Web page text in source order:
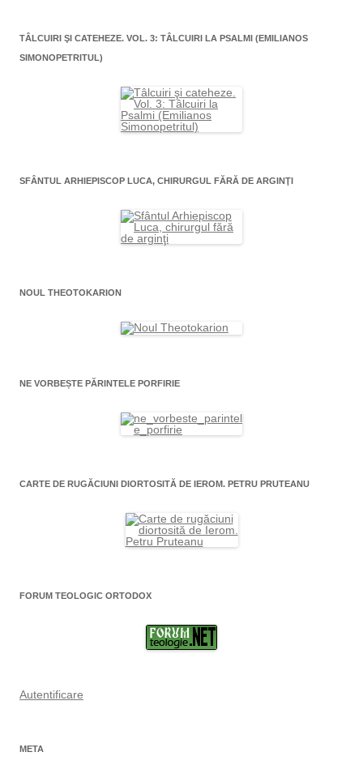
TÂLCUIRI ŞI CATEHEZE. VOL. 3: TÂLCUIRI LA PSALMI (EMILIANOS
SIMONOPETRITUL)
SFÂNTUL ARHIEPISCOP LUCA, CHIRURGUL FĂRĂ DE ARGINŢI
NOUL THEOTOKARION
NE VORBEȘTE PĂRINTELE PORFIRIE
CARTE DE RUGĂCIUNI DIORTOSITĂ DE IEROM. PETRU PRUTEANU
FORUM TEOLOGIC ORTODOX
Autentificare
META